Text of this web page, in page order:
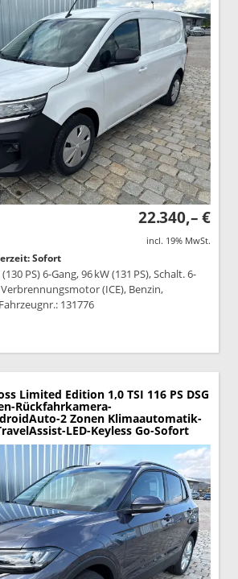
22.340,– €
incl. 19% MwSt.
Sofort
PS) 6-Gang, 96 kW (131 PS), Schalt. 6-
(ICE), Benzin,
131776
Fahrzeugexposé drucken
Limited Edition 1,0 TSI 116 PS DSG
Rückfahrkamera-
2 Zonen Klimaautomatik-
LED-Keyless Go-Sofort